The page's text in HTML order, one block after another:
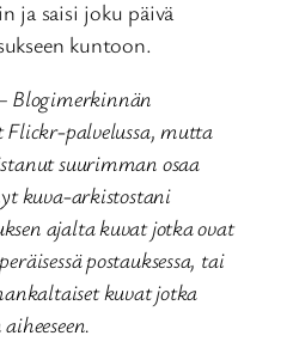
ja saisi joku päivä
kuntoon.
Blogimerkinnän
palvelussa, mutta
suurimman osaa
kuva-arkistostani
ajalta kuvat jotka ovat
postauksessa, tai
kuvat jotka